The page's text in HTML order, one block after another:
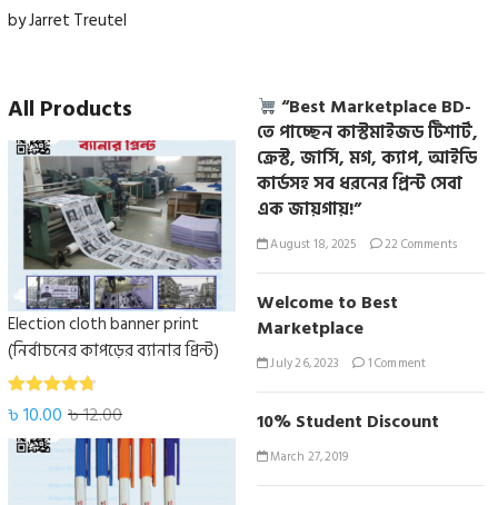
Rated5out
of 5
by Jarret Treutel
All Products
Election cloth banner print
(নির্বাচনের কাপড়ের ব্যানার প্রিন্ট)
Rated
4.67out
of 5
৳12.00
৳10.00
“Best Marketplace BD-
তে পাচ্ছেন কাস্টমাইজড টিশার্ট,
ক্রেস্ট, জার্সি, মগ, ক্যাপ, আইডি
কার্ডসহ সব ধরনের প্রিন্ট সেবা
এক জায়গায়!”
August 18, 2025 22 Comments
Welcome to Best
Marketplace
July 26, 2023 1 Comment
10% Student Discount
March 27, 2019